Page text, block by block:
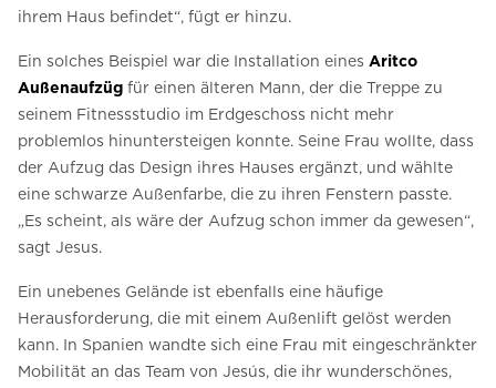
ihrem Haus befindet“, fügt er hinzu.
Ein solches Beispiel war die Installation eines Aritco
Außenaufzüg für einen älteren Mann, der die Treppe zu
seinem Fitnessstudio im Erdgeschoss nicht mehr
problemlos hinuntersteigen konnte. Seine Frau wollte, dass
der Aufzug das Design ihres Hauses ergänzt, und wählte
eine schwarze Außenfarbe, die zu ihren Fenstern passte.
„Es scheint, als wäre der Aufzug schon immer da gewesen“,
sagt Jesus.
Ein unebenes Gelände ist ebenfalls eine häufige
Herausforderung, die mit einem Außenlift gelöst werden
kann. In Spanien wandte sich eine Frau mit eingeschränkter
Mobilität an das Team von Jesús, die ihr wunderschönes,